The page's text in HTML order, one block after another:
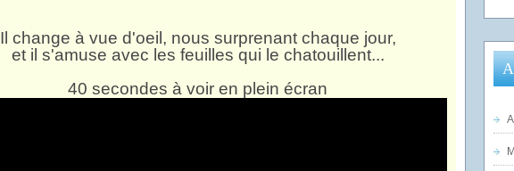
Il change à vue d'oeil, nous surprenant chaque jour,
et il s'amuse avec les feuilles qui le chatouillent...
40 secondes à voir en plein écran